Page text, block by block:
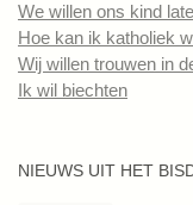
We willen ons kind
Hoe kan ik katholiek
Wij willen trouwen in
Ik wil biechten
NIEUWS UIT HET